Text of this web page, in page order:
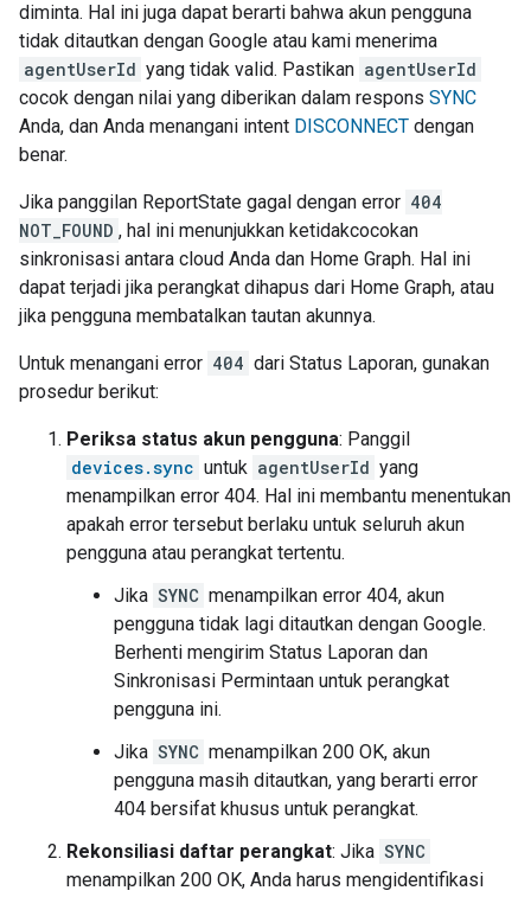
diminta. Hal ini juga dapat berarti bahwa akun pengguna
tidak ditautkan dengan Google atau kami menerima
agentUserId yang tidak valid. Pastikan agentUserId
cocok dengan nilai yang diberikan dalam respons SYNC
Anda, dan Anda menangani intent DISCONNECT dengan
benar.
Jika panggilan ReportState gagal dengan error 404
NOT_FOUND , hal ini menunjukkan ketidakcocokan
sinkronisasi antara cloud Anda dan Home Graph. Hal ini
dapat terjadi jika perangkat dihapus dari Home Graph, atau
jika pengguna membatalkan tautan akunnya.
Untuk menangani error 404 dari Status Laporan, gunakan
prosedur berikut:
Periksa status akun pengguna: Panggil
devices.sync untuk agentUserId yang
menampilkan error 404. Hal ini membantu menentukan
apakah error tersebut berlaku untuk seluruh akun
pengguna atau perangkat tertentu.
Jika SYNC menampilkan error 404, akun
pengguna tidak lagi ditautkan dengan Google.
Berhenti mengirim Status Laporan dan
Sinkronisasi Permintaan untuk perangkat
pengguna ini.
Jika SYNC menampilkan 200 OK, akun
pengguna masih ditautkan, yang berarti error
404 bersifat khusus untuk perangkat.
Rekonsiliasi daftar perangkat: Jika SYNC
menampilkan 200 OK, Anda harus mengidentifikasi